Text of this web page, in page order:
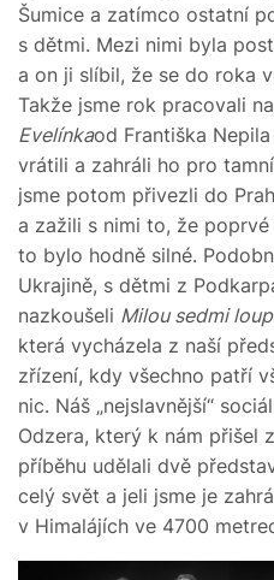
Šumice a zatímco ostatní
s dětmi. Mezi nimi byla
a on ji slíbil, že se do roka
Takže jsme rok pracovali
Evelínkaod Františka
vrátili a zahráli ho pro
jsme potom přivezli do
a zažili s nimi to, že
to bylo hodně silné.
Ukrajině, s dětmi z
nazkoušeli Milou sedmi
která vycházela z naší
zřízení, kdy všechno patří
nic. Náš „nejslavnější“
Odzera, který k nám přišel
příběhu udělali dvě
celý svět a jeli jsme je
v Himalájích ve 4700